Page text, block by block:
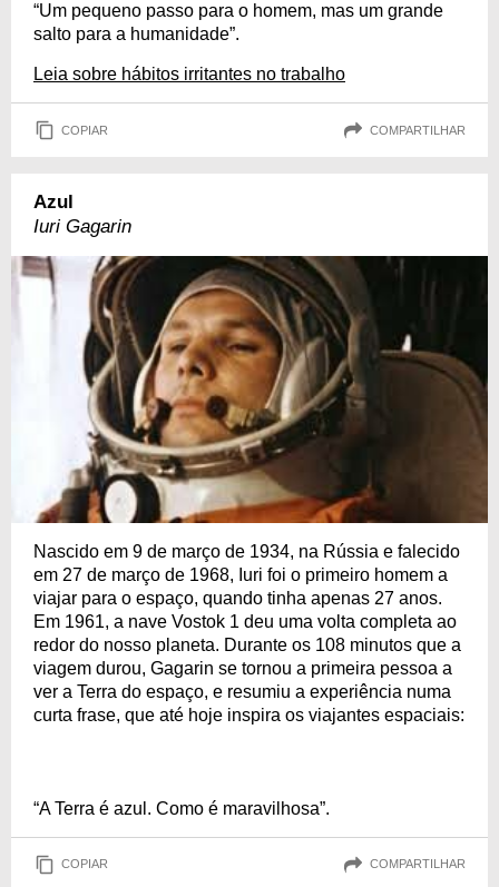
“Um pequeno passo para o homem, mas um grande
salto para a humanidade”.
Leia sobre hábitos irritantes no trabalho
COPIAR COMPARTILHAR
Azul
Iuri Gagarin
Nascido em 9 de março de 1934, na Rússia e falecido
em 27 de março de 1968, Iuri foi o primeiro homem a
viajar para o espaço, quando tinha apenas 27 anos.
Em 1961, a nave Vostok 1 deu uma volta completa ao
redor do nosso planeta. Durante os 108 minutos que a
viagem durou, Gagarin se tornou a primeira pessoa a
ver a Terra do espaço, e resumiu a experiência numa
curta frase, que até hoje inspira os viajantes espaciais:
“A Terra é azul. Como é maravilhosa”.
COPIAR COMPARTILHAR